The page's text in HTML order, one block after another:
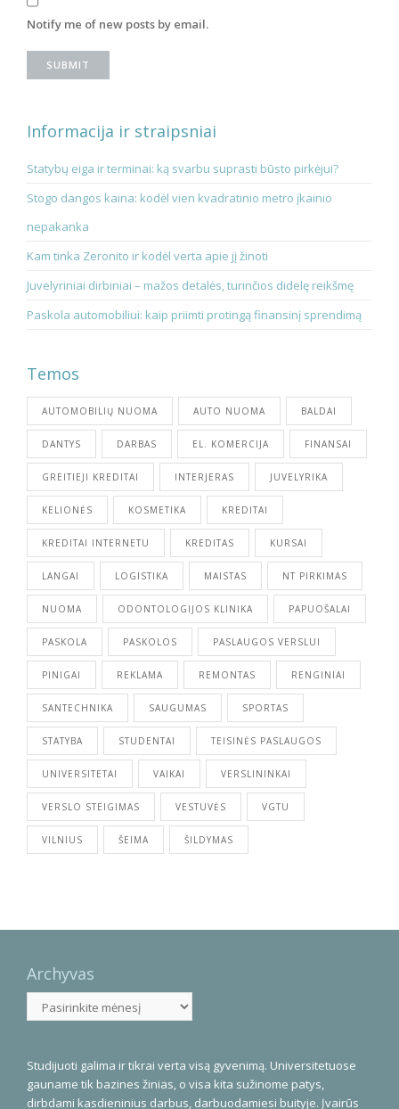
Notify me of new posts by email.
Informacija ir straipsniai
Statybų eiga ir terminai: ką svarbu suprasti būsto pirkėjui?
Stogo dangos kaina: kodėl vien kvadratinio metro įkainio
nepakanka
Kam tinka Zeronito ir kodėl verta apie jį žinoti
Juvelyriniai dirbiniai – mažos detalės, turinčios didelę reikšmę
Paskola automobiliui: kaip priimti protingą finansinį sprendimą
Temos
AUTOMOBILIŲ NUOMA AUTO NUOMA BALDAI
DANTYS DARBAS EL. KOMERCIJA FINANSAI
GREITIEJI KREDITAI INTERJERAS JUVELYRIKA
KELIONĖS KOSMETIKA KREDITAI
KREDITAI INTERNETU KREDITAS KURSAI
LANGAI LOGISTIKA MAISTAS NT PIRKIMAS
NUOMA ODONTOLOGIJOS KLINIKA PAPUOŠALAI
PASKOLA PASKOLOS PASLAUGOS VERSLUI
PINIGAI REKLAMA REMONTAS RENGINIAI
SANTECHNIKA SAUGUMAS SPORTAS
STATYBA STUDENTAI TEISINĖS PASLAUGOS
UNIVERSITETAI VAIKAI VERSLININKAI
VERSLO STEIGIMAS VESTUVĖS VGTU
VILNIUS ŠEIMA ŠILDYMAS
Archyvas
Archyvas
Studijuoti galima ir tikrai verta visą gyvenimą. Universitetuose
gauname tik bazines žinias, o visa kita sužinome patys,
dirbdami kasdieninius darbus, darbuodamiesi buityje. Įvairūs